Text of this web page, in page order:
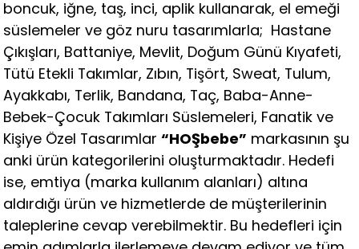
boncuk, iğne, taş, inci, aplik kullanarak, el emeği
süslemeler ve göz nuru tasarımlarla; Hastane
Çıkışları, Battaniye, Mevlit, Doğum Günü Kıyafeti,
Tütü Etekli Takımlar, Zıbın, Tişört, Sweat, Tulum,
Ayakkabı, Terlik, Bandana, Taç, Baba-Anne-
Bebek-Çocuk Takımları Süslemeleri, Fanatik ve
Kişiye Özel Tasarımlar“HOŞbebe” markasının şu
anki ürün kategorilerini oluşturmaktadır. Hedefi
ise, emtiya (marka kullanım alanları) altına
aldırdığı ürün ve hizmetlerde de müşterilerinin
taleplerine cevap verebilmektir. Bu hedefleri için